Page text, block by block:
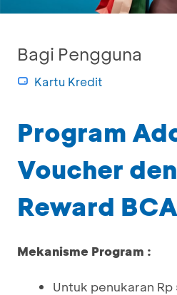
Bagi Pengguna
Kartu Kredit
Program
Voucher
Reward BCA
Mekanisme Program :
Untuk penukaran